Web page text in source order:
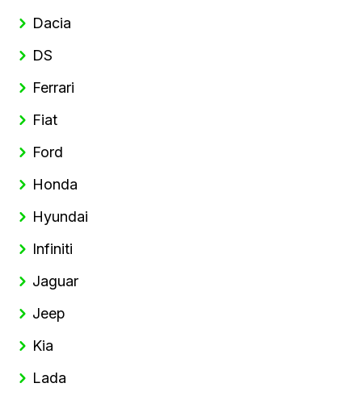
Dacia
DS
Ferrari
Fiat
Ford
Honda
Hyundai
Infiniti
Jaguar
Jeep
Kia
Lada